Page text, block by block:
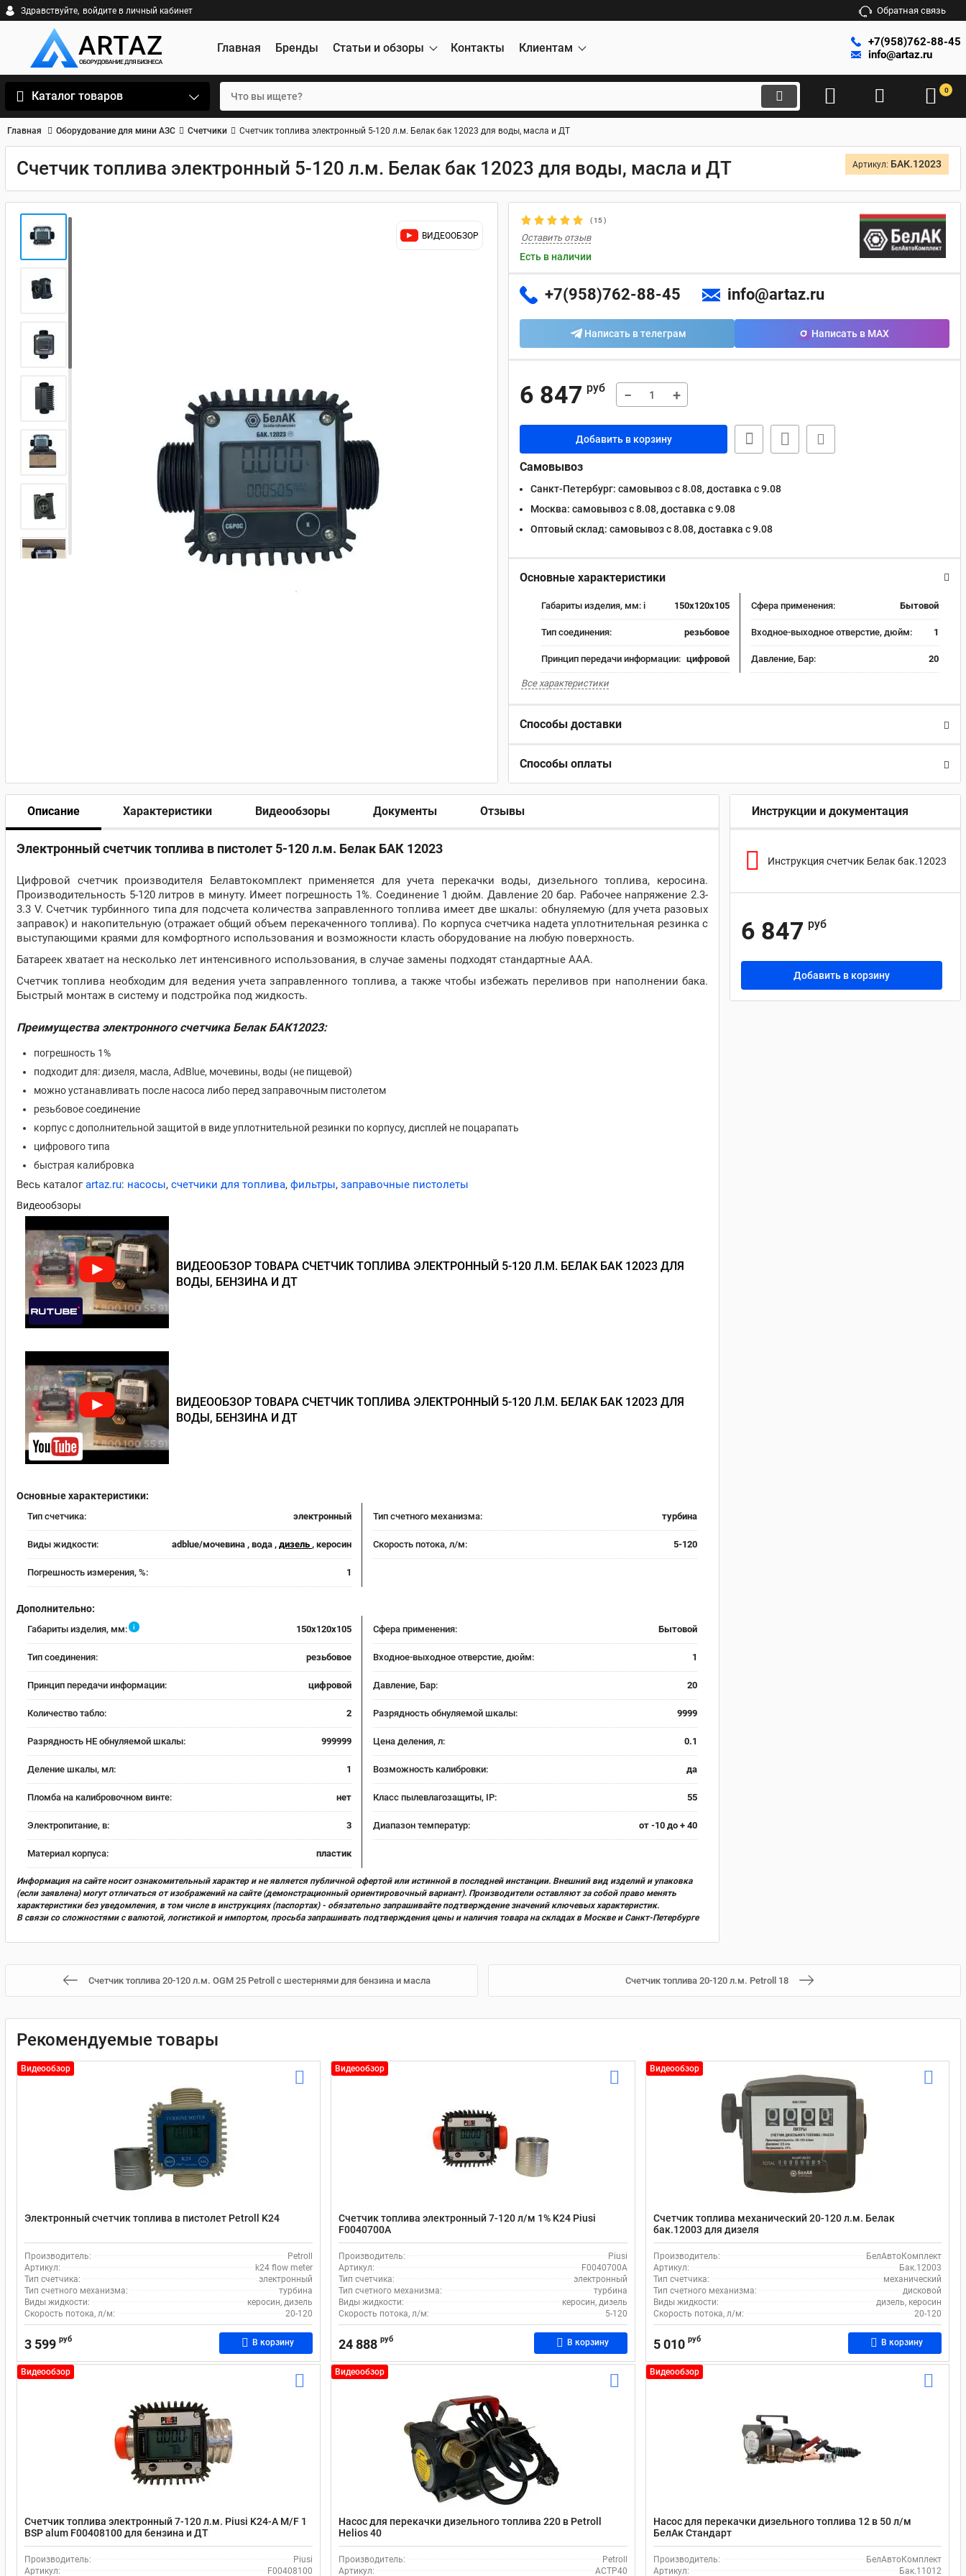
Здравствуйте, войдите в личный кабинет Обратная связь
Главная Бренды Статьи и обзоры Контакты Клиентам
+7(958)762-88-45
info@artaz.ru
Каталог товаров 0
Главная Оборудование для мини АЗС Счетчики Счетчик топлива электронный 5-120 л.м. Белак бак 12023 для воды, масла и ДТ
Счетчик топлива электронный 5-120 л.м. Белак бак 12023 для воды, масла и ДТ Артикул: БАК.12023
ВИДЕООБЗОР
(15)
Оставить отзыв
Есть в наличии
+7(958)762-88-45 info@artaz.ru
Написать в телеграм Написать в MAX
6 847 руб − +
Добавить в корзину
Самовывоз
Санкт-Петербург: самовывоз с 8.08, доставка c 9.08
Москва: самовывоз с 8.08, доставка c 9.08
Оптовый склад: самовывоз с 8.08, доставка c 9.08
Основные характеристики
Габариты изделия, мм: i 150x120x105 Сфера применения: Бытовой
Тип соединения: резьбовое Входное-выходное отверстие, дюйм: 1
Принцип передачи информации: цифровой Давление, Бар: 20
Все характеристики
Способы доставки
Способы оплаты
Описание Характеристики Видеообзоры Документы Отзывы
Электронный счетчик топлива в пистолет 5-120 л.м. Белак БАК 12023
Цифровой счетчик производителя Белавтокомплект применяется для учета перекачки воды, дизельного топлива, керосина.
Производительность 5-120 литров в минуту. Имеет погрешность 1%. Соединение 1 дюйм. Давление 20 бар. Рабочее напряжение 2.3-
3.3 V. Счетчик турбинного типа для подсчета количества заправленного топлива имеет две шкалы: обнуляемую (для учета разовых
заправок) и накопительную (отражает общий объем перекаченного топлива). По корпуса счетчика надета уплотнительная резинка с
выступающими краями для комфортного использования и возможности класть оборудование на любую поверхность.
Батареек хватает на несколько лет интенсивного использования, в случае замены подходят стандартные ААА.
Счетчик топлива необходим для ведения учета заправленного топлива, а также чтобы избежать переливов при наполнении бака.
Быстрый монтаж в систему и подстройка под жидкость.
Преимущества электронного счетчика Белак БАК12023:
погрешность 1%
подходит для: дизеля, масла, AdBlue, мочевины, воды (не пищевой)
можно устанавливать после насоса либо перед заправочным пистолетом
резьбовое соединение
корпус с дополнительной защитой в виде уплотнительной резинки по корпусу, дисплей не поцарапать
цифрового типа
быстрая калибровка
Весь каталогartaz.ru: насосы, счетчики для топлива, фильтры, заправочные пистолеты
Видеообзоры
ВИДЕООБЗОР ТОВАРА СЧЕТЧИК ТОПЛИВА ЭЛЕКТРОННЫЙ 5-120 Л.М. БЕЛАК БАК 12023 ДЛЯ
ВОДЫ, БЕНЗИНА И ДТ
ВИДЕООБЗОР ТОВАРА СЧЕТЧИК ТОПЛИВА ЭЛЕКТРОННЫЙ 5-120 Л.М. БЕЛАК БАК 12023 ДЛЯ
ВОДЫ, БЕНЗИНА И ДТ
Основные характеристики:
Тип счетчика: электронный Тип счетного механизма: турбина
Виды жидкости: adblue/мочевина , вода , дизель , керосин Скорость потока, л/м: 5-120
Погрешность измерения, %: 1
Дополнительно:
Габариты изделия, мм: i 150x120x105 Сфера применения: Бытовой
Тип соединения: резьбовое Входное-выходное отверстие, дюйм: 1
Принцип передачи информации: цифровой Давление, Бар: 20
Количество табло: 2 Разрядность обнуляемой шкалы: 9999
Разрядность НЕ обнуляемой шкалы: 999999 Цена деления, л: 0.1
Деление шкалы, мл: 1 Возможность калибровки: да
Пломба на калибровочном винте: нет Класс пылевлагозащиты, IP: 55
Электропитание, в: 3 Диапазон температур: от -10 до + 40
Материал корпуса: пластик
Информация на сайте носит ознакомительный характер и не является публичной офертой или истинной в последней инстанции. Внешний вид изделий и упаковка
(если заявлена) могут отличаться от изображений на сайте (демонстрационный ориентировочный вариант). Производители оставляют за собой право менять
характеристики без уведомления, в том числе в инструкциях (паспортах) - обязательно запрашивайте подтверждение значений ключевых характеристик.
В связи со сложностями с валютой, логистикой и импортом, просьба запрашивать подтверждения цены и наличия товара на складах в Москве и Санкт-Петербурге
Инструкции и документация
Инструкция счетчик Белак бак.12023
6 847 руб
Добавить в корзину
Счетчик топлива 20-120 л.м. OGM 25 Petroll с шестернями для бензина и масла Счетчик топлива 20-120 л.м. Petroll 18
Рекомендуемые товары
Видеообзор
Электронный счетчик топлива в пистолет Petroll K24
Производитель:
Petroll
Артикул:
k24 flow meter
Тип счетчика:
электронный
Тип счетного механизма:
турбина
Виды жидкости:
керосин, дизель
Скорость потока, л/м:
20-120
3 599 руб В корзину
Видеообзор
Счетчик топлива электронный 7-120 л/м 1% K24 Piusi
F0040700A
Производитель:
Piusi
Артикул:
F0040700A
Тип счетчика:
электронный
Тип счетного механизма:
турбина
Виды жидкости:
керосин, дизель
Скорость потока, л/м:
5-120
24 888 руб В корзину
Видеообзор
Счетчик топлива механический 20-120 л.м. Белак
бак.12003 для дизеля
Производитель:
БелАвтоКомплект
Артикул:
Бак.12003
Тип счетчика:
механический
Тип счетного механизма:
дисковой
Виды жидкости:
дизель, керосин
Скорость потока, л/м:
20-120
5 010 руб В корзину
Видеообзор
Счетчик топлива электронный 7-120 л.м. Piusi K24-A M/F 1
BSP alum F00408100 для бензина и ДТ
Производитель:
Piusi
Артикул:
F00408100
Видеообзор
Насос для перекачки дизельного топлива 220 в Petroll
Helios 40
Производитель:
Petroll
Артикул:
ACTP40
Видеообзор
Насос для перекачки дизельного топлива 12 в 50 л/м
БелАк Стандарт
Производитель:
БелАвтоКомплект
Артикул:
Бак.11012